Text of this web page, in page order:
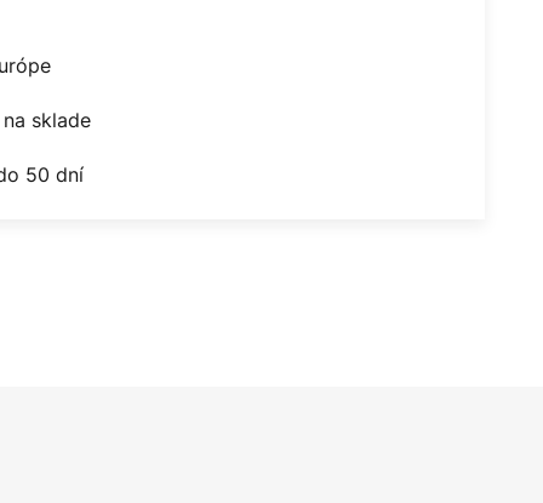
sklade
50 dní